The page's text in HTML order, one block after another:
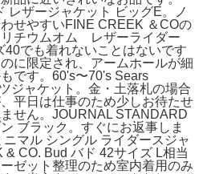
レザージャケット ビッグE。ノ
せやすいFINE CREEK ＆COの
チウムオム レザーライダー
でも着れないことはないです
に限定され、アームホールが細
です。60's〜70's Sears
ジャケット。金・土落札の場合
平日は仕事のため少しお待たせ
せん。JOURNAL STANDARD
ブラック。すぐにお返事しま
マル シングル ライダースジャ
CO. Bud バド 42サイズ L相当
ゼット整理のため室内着用のみ